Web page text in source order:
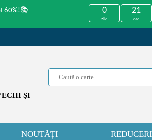
60%!📚 0
zile
21
ore
ŞI
NOUTĂȚI REDUCERI